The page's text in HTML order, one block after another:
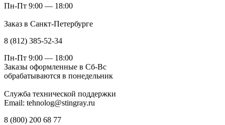
Пн-Пт 9:00 — 18:00
Заказ в Санкт-Петербурге
8 (812) 385-52-34
Пн-Пт 9:00 — 18:00
Заказы оформленные в Сб-Вс
обрабатываются в понедельник
Служба технической поддержки
Email: tehnolog@stingray.ru
8 (800) 200 68 77